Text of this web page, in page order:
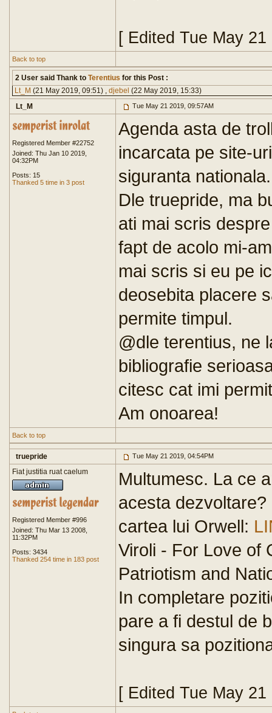
[ Edited Tue May
Back to top
2 User said Thank to Terentius for this Post :
Lt_M (21 May 2019, 09:51) , djebel (22 May 2019, 15:33)
Lt_M
Tue May 21 2019, 09:57AM
Registered Member #22752
Joined: Thu Jan 10 2019,
04:32PM
Posts: 15
Thanked 5 time in 3 post
Agenda asta de
incarcata pe site-
siguranta nationala.
Dle truepride, ma
ati mai scris
fapt de acolo mi-
mai scris si eu pe
deosebita placere
permite timpul.
@dle terentius, ne
bibliografie
citesc cat imi
Am onoarea!
Back to top
truepride Tue May 21 2019, 04:54PM
Fiat justitia ruat caelum
Registered Member #996
Joined: Thu Mar 13 2008,
11:32PM
Posts: 3434
Thanked 254 time in 183 post
Multumesc. La ce
acesta
cartea lui Orwell:
Viroli - For Love of
Patriotism and
In completare
pare a fi destul de
singura sa
[ Edited Tue May